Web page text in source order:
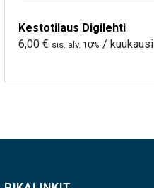
Kestotilaus Digilehti
6,00 € sis. alv. 10% / kuukausi